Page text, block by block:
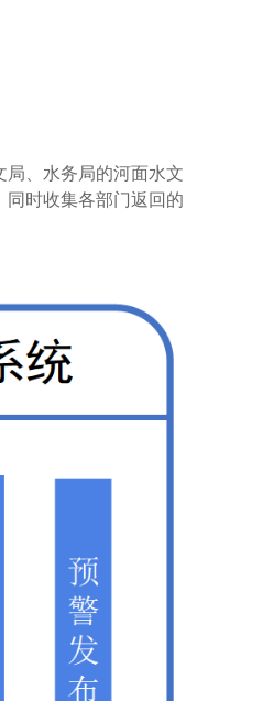
、水务局的河面水文
时收集各部门返回的